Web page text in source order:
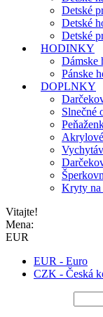
Detské
Detské
Detské
HODINKY
Dámske
Pánske
DOPLNKY
Slnečné
Kryty na
Vitajte!
Mena:
EUR
EUR - Euro
CZK - Česká